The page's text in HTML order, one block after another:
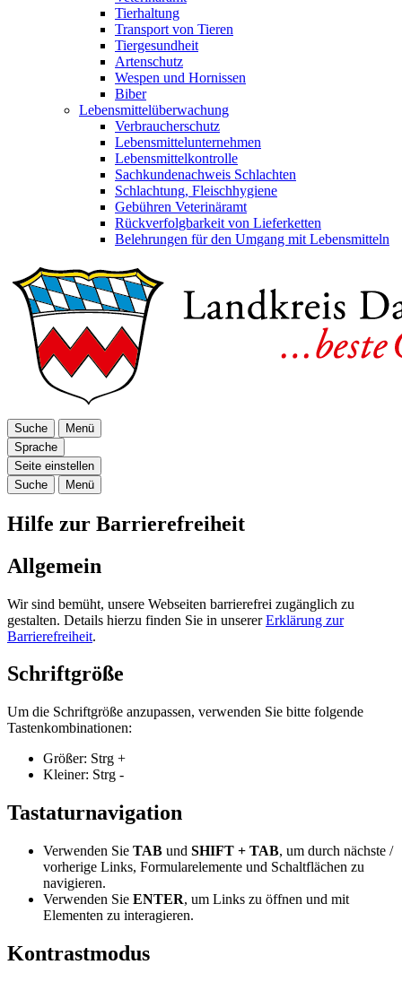
Tierhaltung
Transport von Tieren
Tiergesundheit
Artenschutz
Wespen und Hornissen
Biber
Lebensmittelüberwachung
Verbraucherschutz
Lebensmittelunternehmen
Lebensmittelkontrolle
Sachkundenachweis Schlachten
Schlachtung, Fleischhygiene
Gebühren Veterinäramt
Rückverfolgbarkeit von Lieferketten
Belehrungen für den Umgang mit Lebensmitteln
Suche
Menü
Sprache
Seite einstellen
Suche
Menü
Hilfe zur Barrierefreiheit
Allgemein
Wir sind bemüht, unsere Webseiten barrierefrei zugänglich zu
gestalten. Details hierzu finden Sie in unsererErklärung zur
Barrierefreiheit.
Schriftgröße
Um die Schriftgröße anzupassen, verwenden Sie bitte folgende
Tastenkombinationen:
Größer: Strg +
Kleiner: Strg -
Tastaturnavigation
Verwenden Sie TAB und SHIFT + TAB, um durch nächste /
vorherige Links, Formularelemente und Schaltflächen zu
navigieren.
Verwenden Sie ENTER, um Links zu öffnen und mit
Elementen zu interagieren.
Kontrastmodus